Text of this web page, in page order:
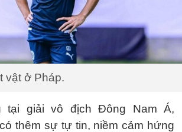
vật ở Pháp.
tại giải vô địch Đông Nam Á,
thêm sự tự tin, niềm cảm hứng